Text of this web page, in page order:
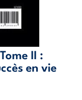
II :
en vie